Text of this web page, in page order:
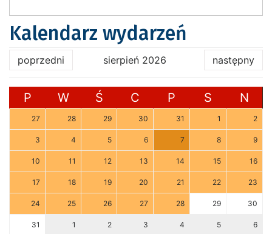
Kalendarz wydarzeń
poprzedni sierpień 2026 następny
P W Ś C P S N
27 28 29 30 31 1 2
3 4 5 6 7 8 9
10 11 12 13 14 15 16
17 18 19 20 21 22 23
24 25 26 27 28 29 30
31 1 2 3 4 5 6